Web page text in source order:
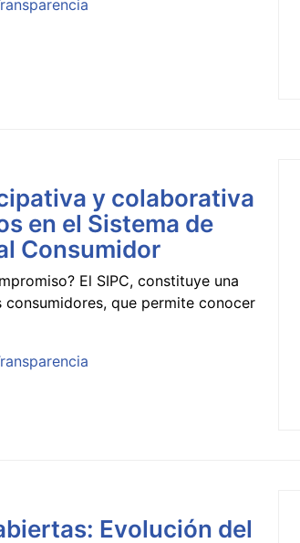
y colaborativa
en el Sistema de
Consumidor
El SIPC, constituye una
que permite conocer
Evolución del